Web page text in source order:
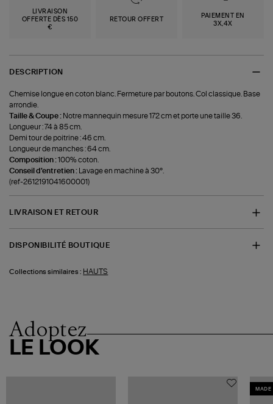
LIVRAISON
OFFERTE DÈS 150
€
RETOUR OFFERT
PAIEMENT EN
3X,4X
DESCRIPTION
Chemise longue en coton blanc. Fermeture par boutons. Col classique. Base
arrondie.
Taille & Coupe : Notre mannequin mesure 172 cm et porte une taille 36.
Longueur : 74 à 85 cm.
Demi tour de poitrine : 46 cm.
Longueur de manches : 64 cm.
Composition :100% coton.
Conseil d'entretien : Lavage en machine à 30°.
(ref-2612191041600001)
LIVRAISON ET RETOUR
DISPONIBILITÉ BOUTIQUE
Collections similaires : HAUTS
Adoptez
LE LOOK
MADE